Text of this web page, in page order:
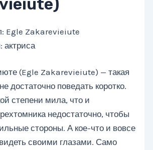
Egle Zakarevieiute
актриса
(Egle Zakarevieiute) — такая
достаточно поведать коротко.
степени мила, что и
недостаточно, чтобы
стороны. А кое-что и вовсе
своими глазами. Само